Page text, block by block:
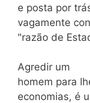
e posta por
vagamente
"razão de
Agredir um
homem para
economias, é